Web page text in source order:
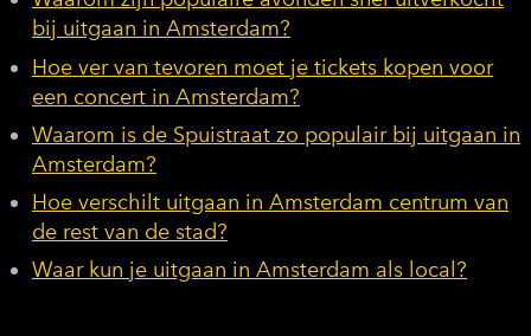
bij uitgaan in Amsterdam?
Hoe ver van tevoren moet je tickets kopen voor
een concert in Amsterdam?
Waarom is de Spuistraat zo populair bij uitgaan in
Amsterdam?
Hoe verschilt uitgaan in Amsterdam centrum van
de rest van de stad?
Waar kun je uitgaan in Amsterdam als local?